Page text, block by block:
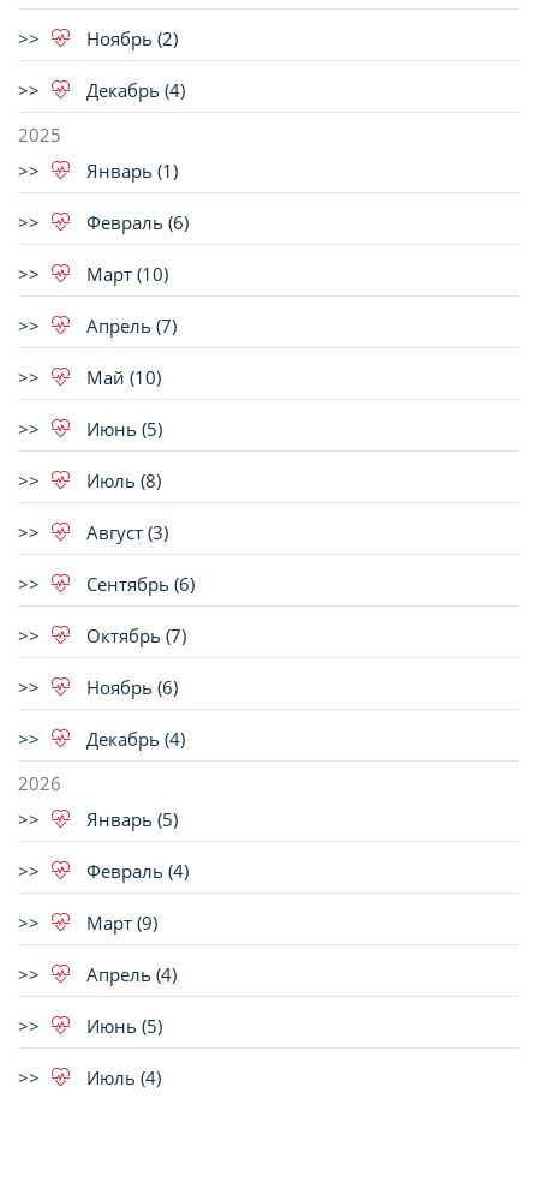
Ноябрь (2)
Декабрь (4)
2025
Январь (1)
Февраль (6)
Март (10)
Апрель (7)
Май (10)
Июнь (5)
Июль (8)
Август (3)
Сентябрь (6)
Октябрь (7)
Ноябрь (6)
Декабрь (4)
2026
Январь (5)
Февраль (4)
Март (9)
Апрель (4)
Июнь (5)
Июль (4)